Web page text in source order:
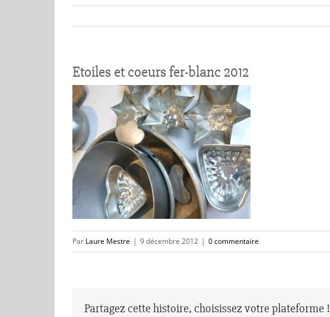
Etoiles et coeurs fer-blanc 2012
Par Laure Mestre | 9 décembre 2012 | 0 commentaire
Partagez cette histoire, choisissez votre plateforme !